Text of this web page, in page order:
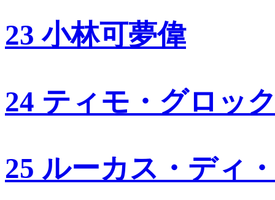
23 小林可夢偉
24 ティモ・グロッ
25 ルーカス・ディ